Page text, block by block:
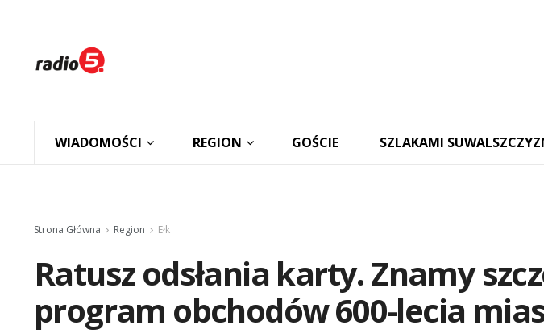
WIADOMOŚCI REGION GOŚCIE SZLAKAMI
Strona Główna Region Ełk
Ratusz odsłania karty. Znamy
program obchodów 600-lecia